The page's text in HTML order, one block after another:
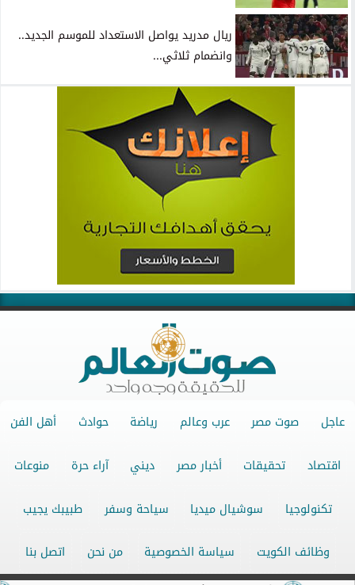
ريال مدريد يواصل الاستعداد للموسم الجديد..
وانضمام ثلاثي...
عاجل صوت مصر عرب وعالم رياضة حوادث أهل الفن
اقتصاد تحقيقات أخبار مصر ديني آراء حرة منوعات
تكنولوجيا سوشيال ميديا سياحة وسفر طبيبك يجيب
وظائف الكويت سياسة الخصوصية من نحن اتصل بنا